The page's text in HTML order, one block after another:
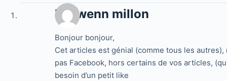
Maïwenn millon
Bonjour bonjour,
Cet articles est génial (comme tous les autres),
pas Facebook, hors certains de vos articles,
besoin d’un petit like